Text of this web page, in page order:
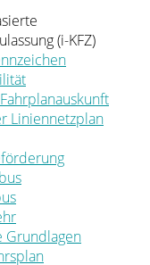
(i-KFZ)
Liniennetzplan
Grundlagen